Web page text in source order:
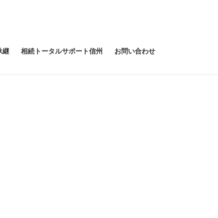
継 相続トータルサポート信州 お問い合わせ